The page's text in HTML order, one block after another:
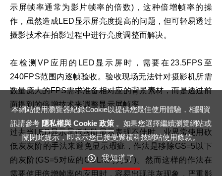
示屏帧率通常为影片帧率的倍数)，这种倍增帧率的操
作，虽然造成LED显示屏亮度提高的问题，但可轻易透过
摄影技术在拍影过程中进行亮度调整而解决。
在检测VP应用的LED显示屏时，需要在23.5FPS至
240FPS范围内逐帧验收。验收现场无法针对摄影机所需
数量庞大的FPS需求准备相对应的背景素材，而是透过前
面提到的倍增技术来调整显示屏帧率。
过去当LED显示屏低灰阶显示表现不佳时，业界常使用砍
低灰灰阶的手法来避免显示瑕疵，作法是移除GS=5以下
的灰阶(GS=5对应的GCLK约为5T)。然而这样的作法在
需要使用倍增帧率的应用时，容易出现跳灰现象，严重影
本網站使用瀏覽器紀錄Cookie以提供您最佳使用體驗，相關資
訊請參考 隱私權與 Cookie 政策 。如果您選擇繼續瀏覽網站或
關閉此提示，即表示您已接受聚積科技網站使用條款。
我知道了